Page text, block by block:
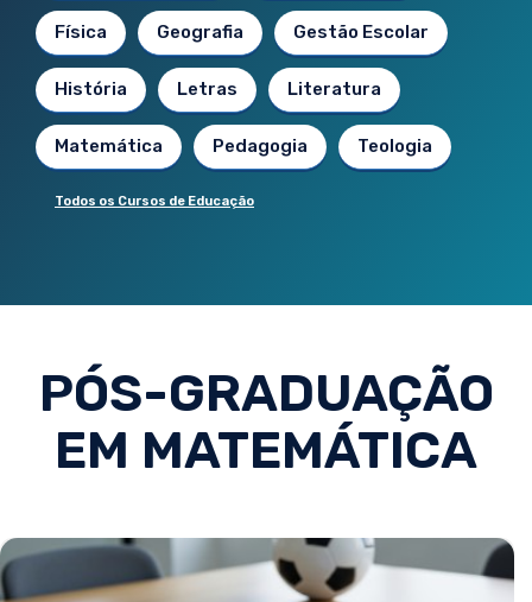
Física Geografia Gestão Escolar
História Letras Literatura
Matemática Pedagogia Teologia
Todos os Cursos de Educação
PÓS-GRADUAÇÃO
EM MATEMÁTICA